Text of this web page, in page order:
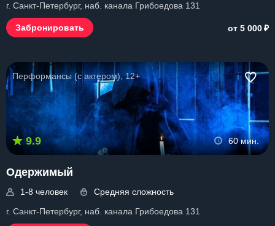
г. Санкт-Петербург, наб. канала Грибоедова 131
Забронировать от 5 000₽
Перформансы (с актером), 12+
9.9 60 мин.
Одержимый
1-8 человек
Средняя сложность
г. Санкт-Петербург, наб. канала Грибоедова 131